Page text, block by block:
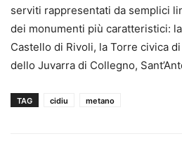
serviti rappresentati da semplici
dei monumenti più caratteristici:
Castello di Rivoli, la Torre civica
dello Juvarra di Collegno,
TAG cidiu metano